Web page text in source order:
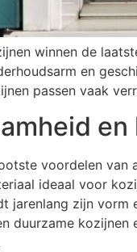
winnen de
en
passen vaak
voordelen van
ideaal voor
jarenlang zijn
duurzame kozijnen